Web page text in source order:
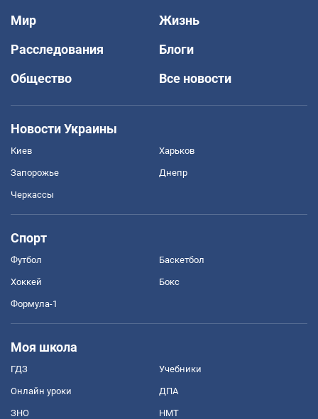
Мир
Жизнь
Расследования
Блоги
Общество
Все новости
Новости Украины
Киев Харьков
Запорожье Днепр
Черкассы
Спорт
Футбол Баскетбол
Хоккей Бокс
Формула-1
Моя школа
ГДЗ Учебники
Онлайн уроки ДПА
ЗНО НМТ